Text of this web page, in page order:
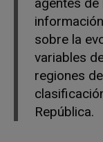
agentes de
sobre la
variables
regiones
República.